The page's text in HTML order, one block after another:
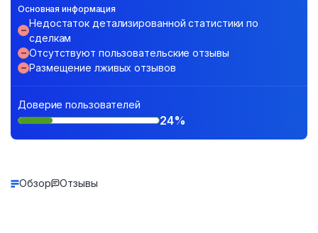
Основная информация
Недостаток детализированной статистики по
сделкам
Отсутствуют пользовательские отзывы
Размещение лживых отзывов
Доверие пользователей
24%
Обзор Отзывы